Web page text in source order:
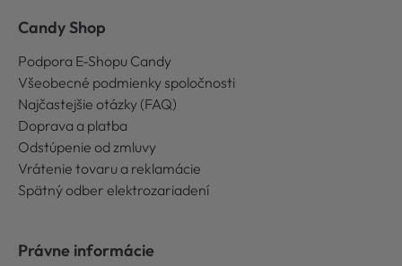
Candy Shop
Podpora E-Shopu Candy
Všeobecné podmienky spoločnosti
Najčastejšie otázky (FAQ)
Doprava a platba
Odstúpenie od zmluvy
Vrátenie tovaru a reklamácie
Spätný odber elektrozariadení
Právne informácie